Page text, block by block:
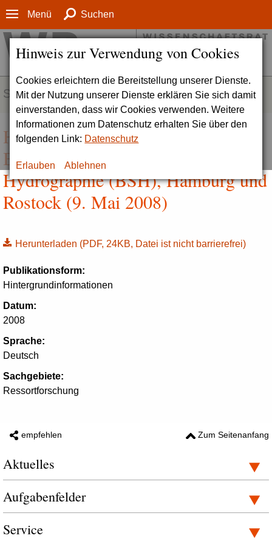
Hinweis zur Verwendung von Cookies
Cookies erleichtern die Bereitstellung unserer Dienste.
Mit der Nutzung unserer Dienste erklären Sie sich damit
einverstanden, dass wir Cookies verwenden. Weitere
Informationen zum Datenschutz erhalten Sie über den
folgenden Link: Datenschutz
Erlauben Ablehnen
Menü Suchen
SERVICE
Hintergrundinformationen zum
Bundesamt für Seeschifffahrt und
Hydrographie (BSH), Hamburg und
Rostock (9. Mai 2008)
Herunterladen (PDF, 24KB, Datei ist nicht barrierefrei)
Publikationsform:
Hintergrundinformationen
Datum:
2008
Sprache:
Deutsch
Sachgebiete:
Ressortforschung
empfehlen Zum Seitenanfang
Aktuelles
Aufgabenfelder
Service